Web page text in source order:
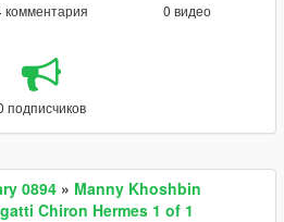
комментария 0 видео
подписчиков
0894 » Manny Khoshbin
Chiron Hermes 1 of 1